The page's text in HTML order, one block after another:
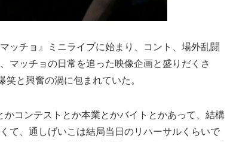
ッチョ』ミニライブに始まり、コント、場外乱闘
マッチョの日常を追った映像企画と盛りだくさ
と興奮の渦に包まれていた。
かコンテストとか本業とかバイトとかあって、結構
て、通しげいこは結局当日のリハーサルくらいで